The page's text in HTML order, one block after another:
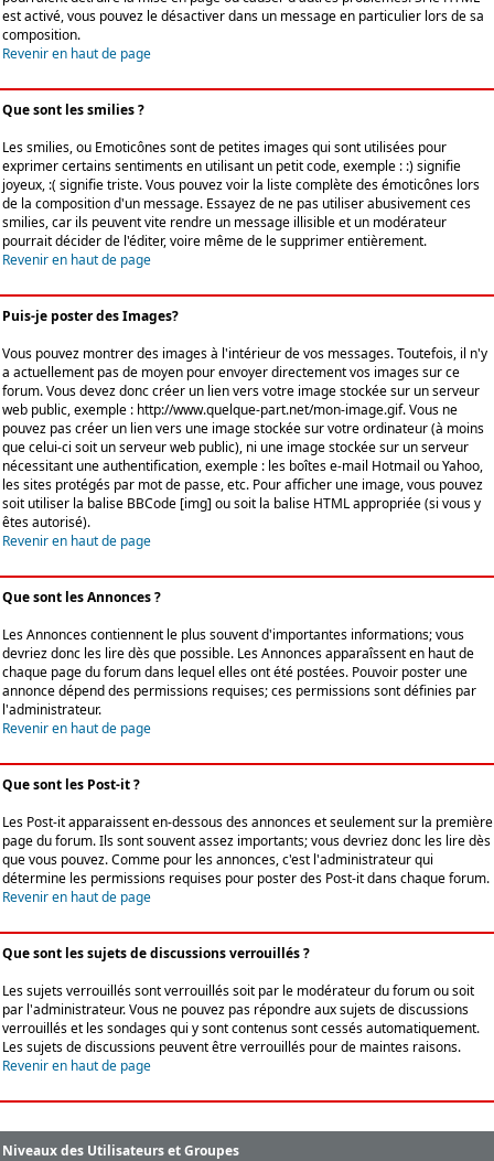
est activé, vous pouvez le désactiver dans un message en particulier lors de sa
composition.
Revenir en haut de page
Que sont les smilies ?
Les smilies, ou Emoticônes sont de petites images qui sont utilisées pour
exprimer certains sentiments en utilisant un petit code, exemple : :) signifie
joyeux, :( signifie triste. Vous pouvez voir la liste complète des émoticônes lors
de la composition d'un message. Essayez de ne pas utiliser abusivement ces
smilies, car ils peuvent vite rendre un message illisible et un modérateur
pourrait décider de l'éditer, voire même de le supprimer entièrement.
Revenir en haut de page
Puis-je poster des Images?
Vous pouvez montrer des images à l'intérieur de vos messages. Toutefois, il n'y
a actuellement pas de moyen pour envoyer directement vos images sur ce
forum. Vous devez donc créer un lien vers votre image stockée sur un serveur
web public, exemple : http://www.quelque-part.net/mon-image.gif. Vous ne
pouvez pas créer un lien vers une image stockée sur votre ordinateur (à moins
que celui-ci soit un serveur web public), ni une image stockée sur un serveur
nécessitant une authentification, exemple : les boîtes e-mail Hotmail ou Yahoo,
les sites protégés par mot de passe, etc. Pour afficher une image, vous pouvez
soit utiliser la balise BBCode [img] ou soit la balise HTML appropriée (si vous y
êtes autorisé).
Revenir en haut de page
Que sont les Annonces ?
Les Annonces contiennent le plus souvent d'importantes informations; vous
devriez donc les lire dès que possible. Les Annonces apparaîssent en haut de
chaque page du forum dans lequel elles ont été postées. Pouvoir poster une
annonce dépend des permissions requises; ces permissions sont définies par
l'administrateur.
Revenir en haut de page
Que sont les Post-it ?
Les Post-it apparaissent en-dessous des annonces et seulement sur la première
page du forum. Ils sont souvent assez importants; vous devriez donc les lire dès
que vous pouvez. Comme pour les annonces, c'est l'administrateur qui
détermine les permissions requises pour poster des Post-it dans chaque forum.
Revenir en haut de page
Que sont les sujets de discussions verrouillés ?
Les sujets verrouillés sont verrouillés soit par le modérateur du forum ou soit
par l'administrateur. Vous ne pouvez pas répondre aux sujets de discussions
verrouillés et les sondages qui y sont contenus sont cessés automatiquement.
Les sujets de discussions peuvent être verrouillés pour de maintes raisons.
Revenir en haut de page
Niveaux des Utilisateurs et Groupes